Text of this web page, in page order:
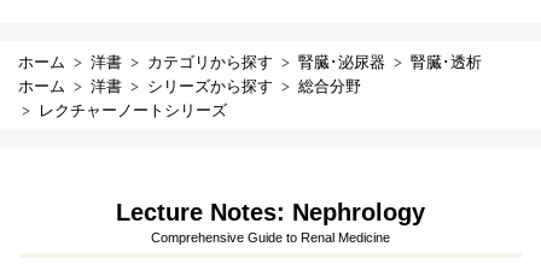
ホーム 洋書 カテゴリから探す 腎臓･泌尿器
腎臓･透析
ホーム
洋書 シリーズから探す
総合分野
レクチャーノートシリーズ
Lecture Notes: Nephrology
Comprehensive Guide to Renal Medicine